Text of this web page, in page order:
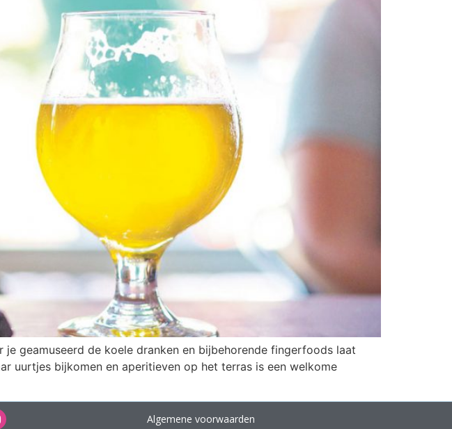
geamuseerd de koele dranken en bijbehorende fingerfoods laat
uurtjes bijkomen en aperitieven op het terras is een welkome
Algemene voorwaarden